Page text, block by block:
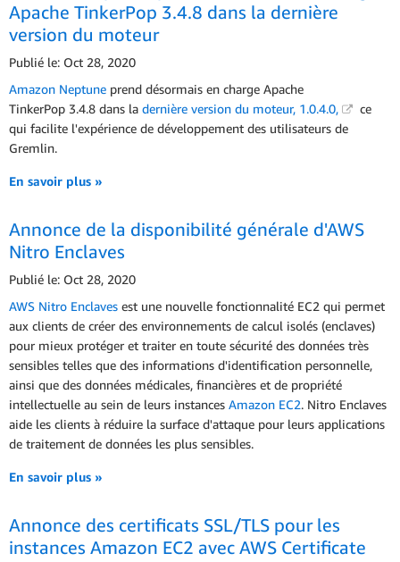
Apache TinkerPop 3.4.8 dans la dernière
version du moteur
Publié le: Oct 28, 2020
Amazon Neptune prend désormais en charge Apache
TinkerPop 3.4.8 dans la dernière version du moteur, 1.0.4.0,
ce
qui facilite l'expérience de développement des utilisateurs de
Gremlin.
En savoir plus »
Annonce de la disponibilité générale d'AWS
Nitro Enclaves
Publié le: Oct 28, 2020
AWS Nitro Enclaves est une nouvelle fonctionnalité EC2 qui permet
aux clients de créer des environnements de calcul isolés (enclaves)
pour mieux protéger et traiter en toute sécurité des données très
sensibles telles que des informations d'identification personnelle,
ainsi que des données médicales, financières et de propriété
intellectuelle au sein de leurs instances Amazon EC2. Nitro Enclaves
aide les clients à réduire la surface d'attaque pour leurs applications
de traitement de données les plus sensibles.
En savoir plus »
Annonce des certificats SSL/TLS pour les
instances Amazon EC2 avec AWS Certificate